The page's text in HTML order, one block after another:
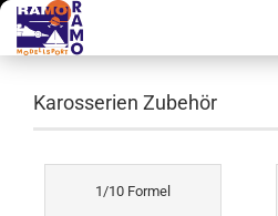
Karosserien Zubehör
1/10 Formel